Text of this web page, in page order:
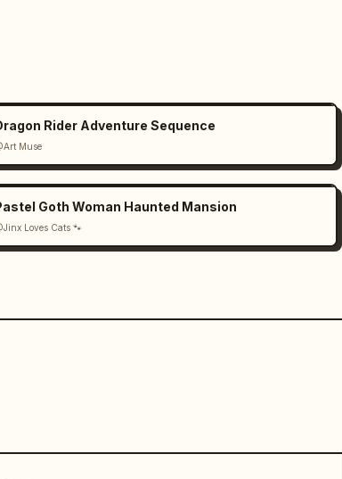
Rider Adventure Sequence
Muse
Goth Woman Haunted Mansion
Loves Cats 🐾